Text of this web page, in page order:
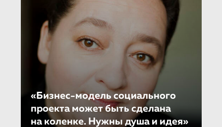
«Бизнес-модель социального
проекта может быть сделана
на коленке. Нужны душа и идея»